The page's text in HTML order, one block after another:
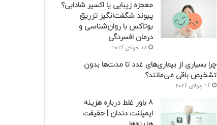
معجزه زیبایی یا اکسیر شادابی؟
پیوند شگفت‌انگیز تزریق
بوتاکس با روان‌شناسی و
درمان افسردگی
18 جولای 2026
چرا بسیاری از بیماری‌های غدد تا مدت‌ها بدون
تشخیص باقی می‌مانند؟
16 جولای 2026
8 باور غلط درباره هزینه
ایمپلنت دندان | حقیقت